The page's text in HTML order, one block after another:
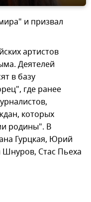
и призвал
артистов
Деятелей
в базу
где ранее
которых
родины". В
Гурцкая, Юрий
Шнуров, Стас Пьеха